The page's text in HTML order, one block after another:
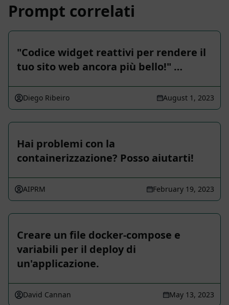
Prompt correlati
"Codice widget reattivi per rendere il
tuo sito web ancora più bello!" …
Diego Ribeiro August 1, 2023
Hai problemi con la
containerizzazione? Posso aiutarti!
AIPRM February 19, 2023
Creare un file docker-compose e
variabili per il deploy di
un'applicazione.
David Cannan May 13, 2023